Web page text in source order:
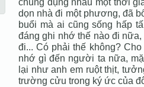
dọn nhà đi một phương, đã
buổi mà ai cũng sống hấp
đáng ghi nhớ thế nào đi
đi... Có phải thế không?
nhớ gì đến người ta nữa,
lại như anh em ruột thịt,
trường cửu trong ký ức của